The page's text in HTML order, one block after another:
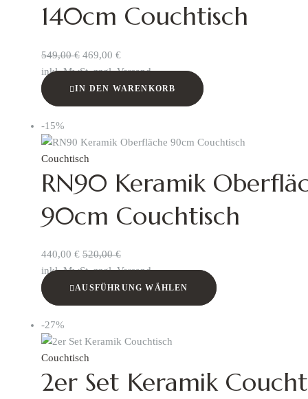
140cm Couchtisch
549,00€ 469,00 €
inkl. MwSt. zzgl. Versand
IN DEN WARENKORB
-15%
Couchtisch
RN90 Keramik
90cm Couchtisch
440,00 € 520,00€
inkl. MwSt. zzgl. Versand
AUSFÜHRUNG WÄHLEN
-27%
Couchtisch
2er Set Keramik